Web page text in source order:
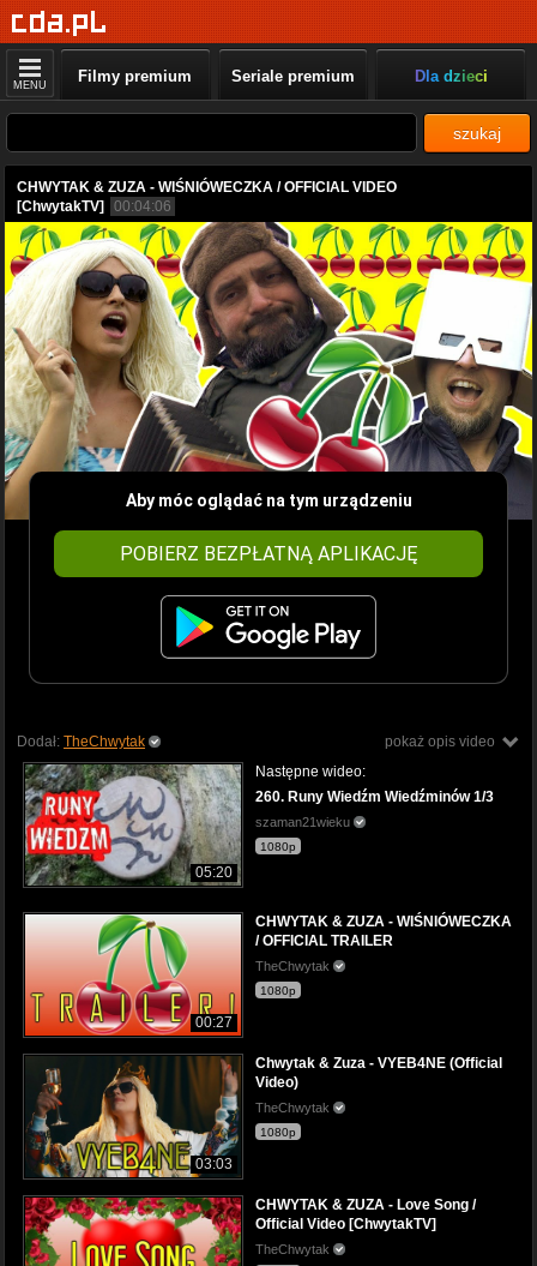
MENU Filmy premium Seriale premium Dla dzieci
szukaj
CHWYTAK & ZUZA - WIŚNIÓWECZKA / OFFICIAL VIDEO
[ChwytakTV]
00:04:06
Aby móc oglądać na tym urządzeniu
POBIERZ BEZPŁATNĄ APLIKACJĘ
pokaż opis video
Dodał: TheChwytak
05:20
Następne wideo:
260. Runy Wiedźm Wiedźminów 1/3
szaman21wieku
1080p
00:27
CHWYTAK & ZUZA - WIŚNIÓWECZKA
/ OFFICIAL TRAILER
TheChwytak
1080p
03:03
Chwytak & Zuza - VYEB4NE (Official
Video)
TheChwytak
1080p
CHWYTAK & ZUZA - Love Song /
Official Video [ChwytakTV]
TheChwytak